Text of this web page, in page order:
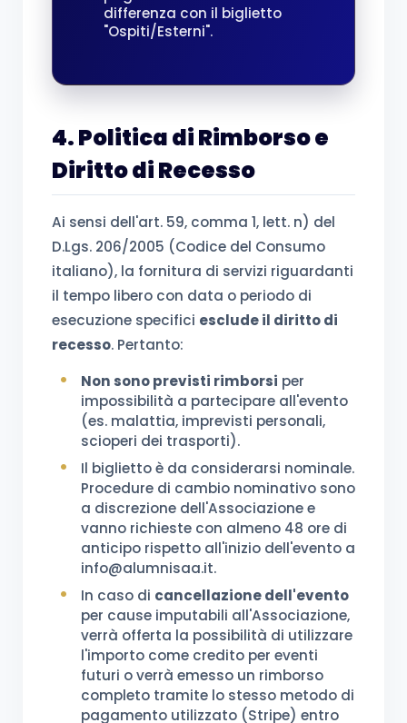
differenza con il biglietto
"Ospiti/Esterni".
4. Politica di Rimborso e
Diritto di Recesso
Ai sensi dell'art. 59, comma 1, lett. n) del
D.Lgs. 206/2005 (Codice del Consumo
italiano), la fornitura di servizi riguardanti
il tempo libero con data o periodo di
esecuzione specifici esclude il diritto di
recesso. Pertanto:
Non sono previsti rimborsi per
impossibilità a partecipare all'evento
(es. malattia, imprevisti personali,
scioperi dei trasporti).
Il biglietto è da considerarsi nominale.
Procedure di cambio nominativo sono
a discrezione dell'Associazione e
vanno richieste con almeno 48 ore di
anticipo rispetto all'inizio dell'evento a
info@alumnisaa.it.
In caso di cancellazione dell'evento
per cause imputabili all'Associazione,
verrà offerta la possibilità di utilizzare
l'importo come credito per eventi
futuri o verrà emesso un rimborso
completo tramite lo stesso metodo di
pagamento utilizzato (Stripe) entro